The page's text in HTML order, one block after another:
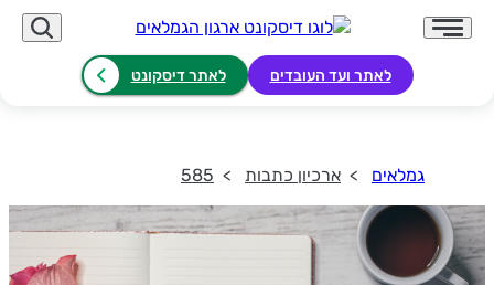
לאתר ועד העובדים לאתר דיסקונט
גמלאים ארכיון כתבות 585